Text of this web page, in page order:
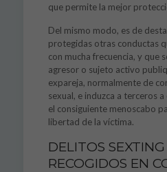
que permite la mejor
Del mismo modo, es de
protegidas otras conductas
con mucha frecuencia, y que
agresor o sujeto activo
expareja, normalmente de
sexual, e induzca a terceros
el consiguiente menoscabo
libertad de la víctima.
DELITOS
RECOGIDOS EN